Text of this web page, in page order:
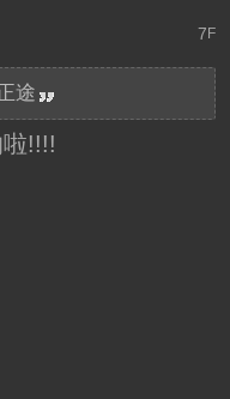
7 F
途
!!!!